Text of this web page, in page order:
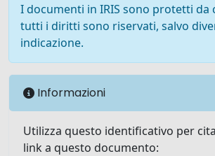
I documenti in IRIS sono protetti da
tutti i diritti sono riservati, salvo
indicazione.
Informazioni
Utilizza questo identificativo per
link a questo documento: